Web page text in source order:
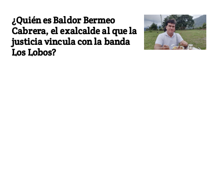
¿Quién es Baldor Bermeo
Cabrera, el exalcalde al que la
justicia vincula con la banda
Los Lobos?